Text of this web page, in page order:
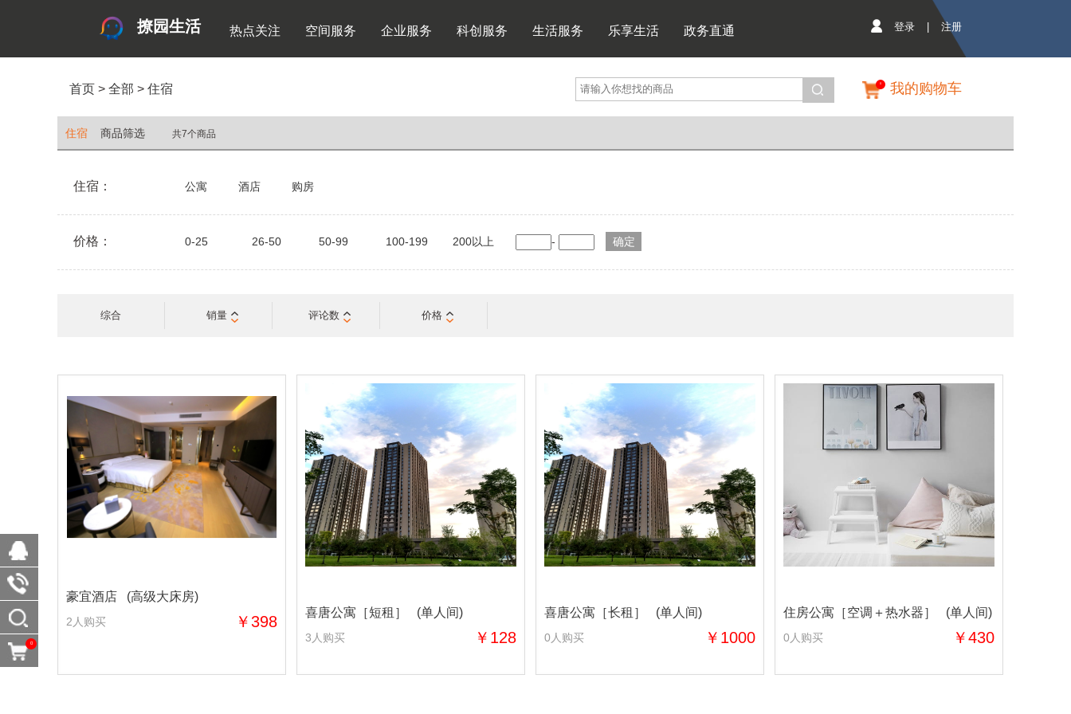
撩园生活 热点关注 空间服务 企业服务 科创服务 生活服务 乐享生活 政务直通 登录 注册
首页 > 全部 > 住宿 0 我的购物车
住宿 商品筛选 共7个商品
住宿： 公寓 酒店 购房
价格： 0-25 26-50 50-99 100-199 200以上 -
综合 销量 评论数 价格
豪宜酒店 (高级大床房)
2人购买 ￥398
喜唐公寓［短租］ (单人间)
3人购买 ￥128
喜唐公寓［长租］ (单人间)
0人购买 ￥1000
住房公寓［空调＋热水器］ (单人间)
0人购买 ￥430
0